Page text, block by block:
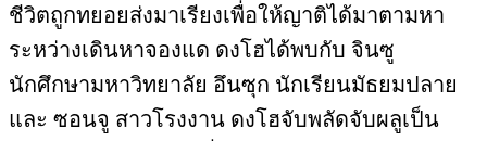
ชีวิตถูกทยอยส่งมาเรียงเพื่อให้ญาติได้มาตามหา
ระหว่างเดินหาจองแด ดงโฮได้พบกับ จินซู
นักศึกษามหาวิทยาลัย อึนซุก นักเรียนมัธยมปลาย
และ ซอนจู สาวโรงงาน ดงโฮจับพลัดจับผลูเป็น